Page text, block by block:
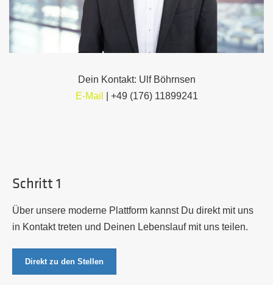
Dein Kontakt: Ulf Böhrnsen
E-Mail
| +49 (176) 11899241
Schritt 1
Über unsere moderne Plattform kannst Du direkt mit uns
in Kontakt treten und Deinen Lebenslauf mit uns teilen.
Direkt zu den Stellen